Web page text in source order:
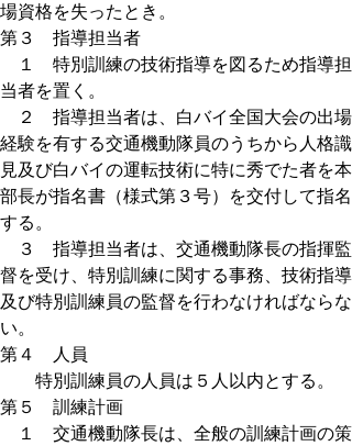
場資格を失ったとき。
第３ 指導担当者
１ 特別訓練の技術指導を図るため指導担
当者を置く。
２ 指導担当者は、白バイ全国大会の出場
経験を有する交通機動隊員のうちから人格識
見及び白バイの運転技術に特に秀でた者を本
部長が指名書（様式第３号）を交付して指名
する。
３ 指導担当者は、交通機動隊長の指揮監
督を受け、特別訓練に関する事務、技術指導
及び特別訓練員の監督を行わなければならな
い。
第４ 人員
特別訓練員の人員は５人以内とする。
第５ 訓練計画
１ 交通機動隊長は、全般の訓練計画の策